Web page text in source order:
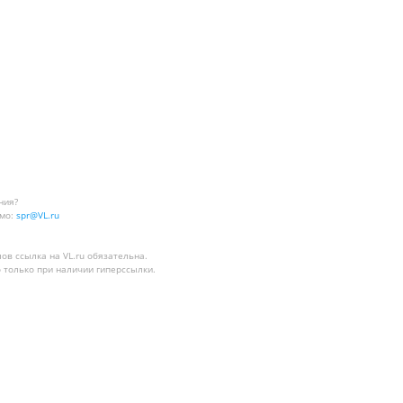
spr@VL.ru
ссылка на VL.ru обязательна.
при наличии гиперссылки.